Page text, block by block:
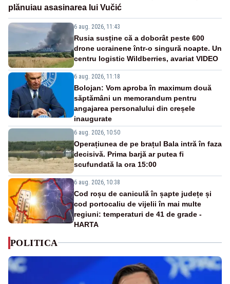
plănuiau asasinarea lui Vučić
6 aug. 2026, 11:43
Rusia susține că a doborât peste 600
drone ucrainene într-o singură noapte. Un
centru logistic Wildberries, avariat VIDEO
6 aug. 2026, 11:18
Bolojan: Vom aproba în maximum două
săptămâni un memorandum pentru
angajarea personalului din creșele
inaugurate
6 aug. 2026, 10:50
Operațiunea de pe brațul Bala intră în faza
decisivă. Prima barjă ar putea fi
scufundată la ora 15:00
6 aug. 2026, 10:38
Cod roșu de caniculă în șapte județe și
cod portocaliu de vijelii în mai multe
regiuni: temperaturi de 41 de grade -
HARTA
POLITICA